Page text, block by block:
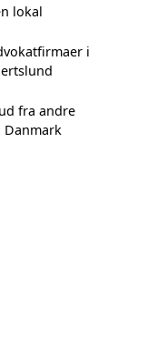
lokal
i
fra andre
Danmark